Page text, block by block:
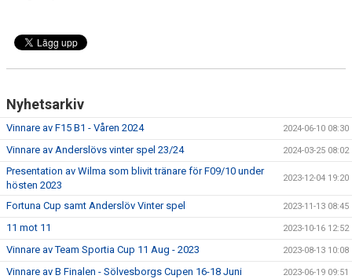
Nyhetsarkiv
Vinnare av F15 B1 - Våren 2024 2024-06-10 08:30
Vinnare av Anderslövs vinter spel 23/24 2024-03-25 08:02
Presentation av Wilma som blivit tränare för F09/10 under
hösten 2023
2023-12-04 19:20
Fortuna Cup samt Anderslöv Vinter spel 2023-11-13 08:45
11 mot 11 2023-10-16 12:52
Vinnare av Team Sportia Cup 11 Aug - 2023 2023-08-13 10:08
Vinnare av B Finalen - Sölvesborgs Cupen 16-18 Juni 2023-06-19 09:51